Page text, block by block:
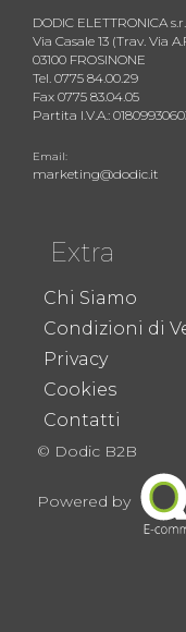
DODIC ELETTRONICA
Via Casale 13 (Trav. Via
03100 FROSINONE
Tel. 0775 84.00.29
Fax 0775 83.04.05
Partita I.V.A.:
Email:
marketing@dodic.it
Extra
Chi Siamo
Condizioni di
Privacy
Cookies
Contatti
© Dodic B2B
Powered by